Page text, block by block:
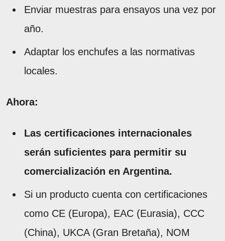
Enviar muestras para ensayos una vez por
año.
Adaptar los enchufes a las normativas
locales.
Ahora:
Las certificaciones internacionales
serán suficientes para permitir su
comercialización en Argentina.
Si un producto cuenta con certificaciones
como CE (Europa), EAC (Eurasia), CCC
(China), UKCA (Gran Bretaña), NOM